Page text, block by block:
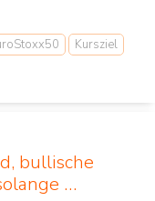
Kursziel
bullische
…